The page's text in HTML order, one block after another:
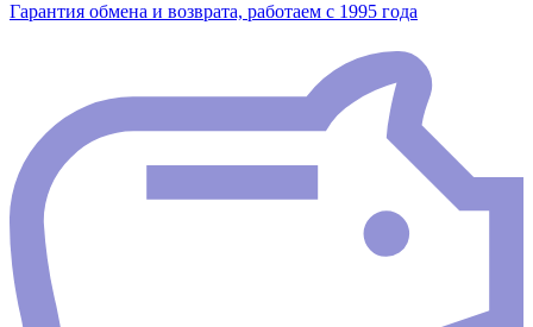
Гарантия обмена и возврата, работаем с 1995 года